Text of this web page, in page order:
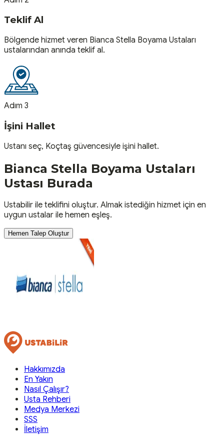
Teklif Al
Bölgende hizmet veren Bianca Stella Boyama Ustaları
ustalarından anında teklif al.
Adım 3
İşini Hallet
Ustanı seç, Koçtaş güvencesiyle işini hallet.
Bianca Stella Boyama Ustaları
Ustası Burada
Ustabilir ile teklifini oluştur. Almak istediğin hizmet için en
uygun ustalar ile hemen eşleş.
Hemen Talep Oluştur
Hakkımızda
En Yakın
Nasıl Çalışır?
Usta Rehberi
Medya Merkezi
SSS
İletişim